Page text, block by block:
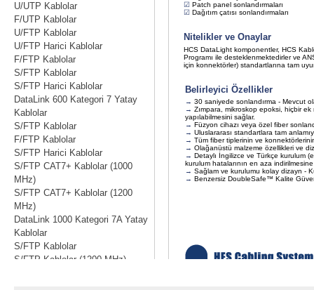
U/UTP Kablolar
F/UTP Kablolar
U/FTP Kablolar
U/FTP Harici Kablolar
F/FTP Kablolar
S/FTP Kablolar
S/FTP Harici Kablolar
DataLink 600 Kategori 7 Yatay
Kablolar
S/FTP Kablolar
F/FTP Kablolar
S/FTP Harici Kablolar
S/FTP CAT7+ Kablolar (1000
MHz)
S/FTP CAT7+ Kablolar (1200
MHz)
DataLink 1000 Kategori 7A Yatay
Kablolar
S/FTP Kablolar
S/FTP Kablolar (1200 MHz)